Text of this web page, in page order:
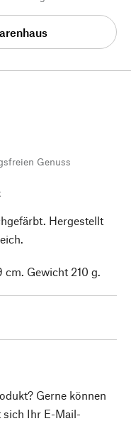
Genuss
Hergestellt
Gewicht 210 g.
Gerne können
sich Ihr E-Mail-